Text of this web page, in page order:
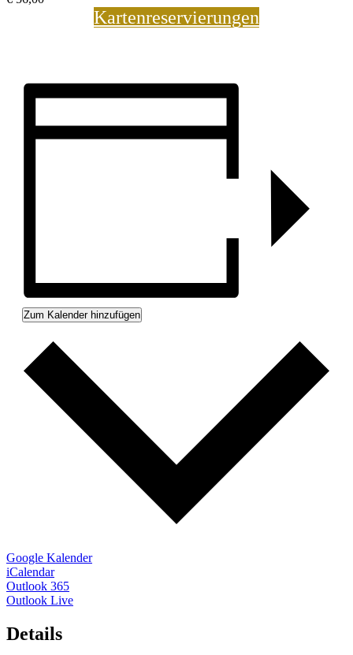
Kartenreservierungen
Zum Kalender hinzufügen
Google Kalender
iCalendar
Outlook 365
Outlook Live
Details